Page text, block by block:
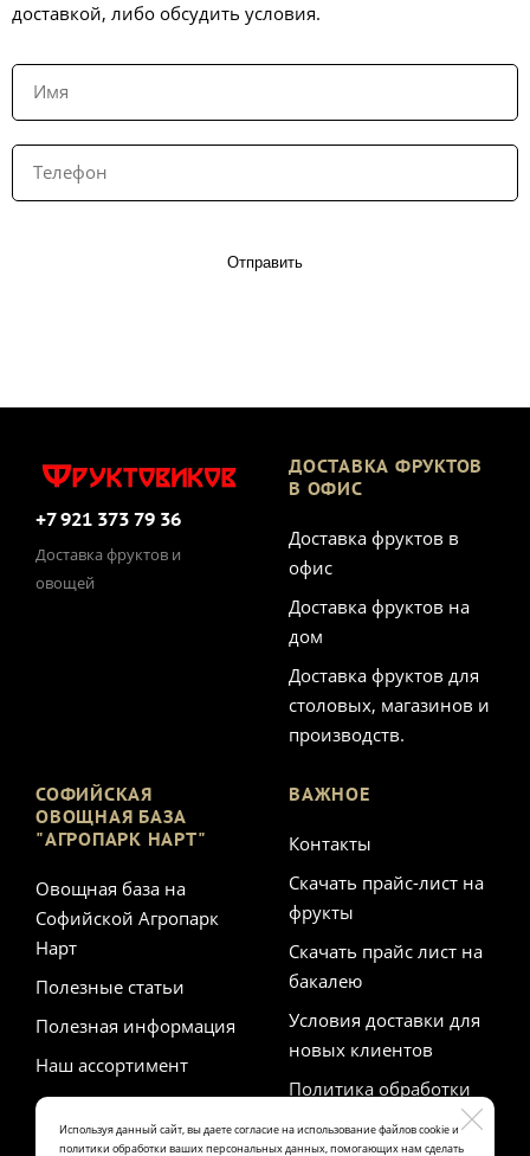
Используя данный сайт, вы даете согласие на использование файлов cookie и
политики обработки ваших персональных данных, помогающих нам сделать
доставкой, либо обсудить условия.
Отправить
+7 921 373 79 36
Доставка фруктов и
овощей
ДОСТАВКА ФРУКТОВ
В ОФИС
Доставка фруктов в
офис
Доставка фруктов на
дом
Доставка фруктов для
столовых, магазинов и
производств.
СОФИЙСКАЯ
ОВОЩНАЯ БАЗА
"АГРОПАРК НАРТ"
Овощная база на
Софийской Агропарк
Нарт
Полезные статьи
Полезная информация
Наш ассортимент
ВАЖНОЕ
Контакты
Скачать прайс-лист на
фрукты
Скачать прайс лист на
бакалею
Условия доставки для
новых клиентов
Политика обработки
персональных данных